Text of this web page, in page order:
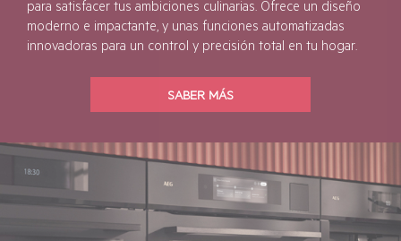
La nueva gama de cocina AEG es la combinación perfecta
para satisfacer tus ambiciones culinarias. Ofrece un diseño
moderno e impactante, y unas funciones automatizadas